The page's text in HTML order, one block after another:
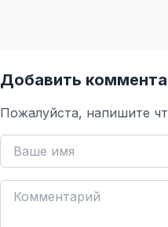
Добавить
Пожалуйста, напишите